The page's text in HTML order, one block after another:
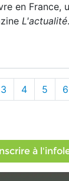
en France,
L'actualité.
3 4 5 6
à